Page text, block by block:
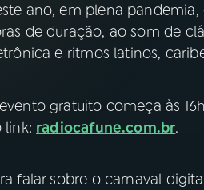
RÁDIO NACIONAL
X
ano, em plena
de duração, ao som de
e ritmos latinos,
gratuito começa às
link: radiocafune.com.br.
falar sobre o carnaval